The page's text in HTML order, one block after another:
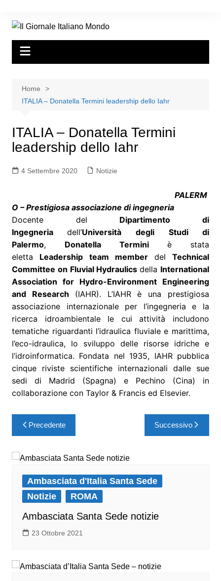
Home
ITALIA – Donatella Termini leadership dello Iahr
ITALIA – Donatella Termini
leadership dello Iahr
4 Settembre 2020 Notizie
PALERM
O – Prestigiosa associazione di ingegneria
Docente del Dipartimento di
Ingegneriadell’Università degli Studi di
Palermo, Donatella Terminiè stata
eletta Leadership team member delTechnical
Committee on Fluvial Hydraulicsdella International
Association for Hydro-Environment Engineering
and Research (IAHR). L’IAHR è una prestigiosa
associazione internazionale per l’ingegneria e la
ricerca idroambientale le cui attività includono
tematiche riguardanti l’idraulica fluviale e marittima,
l’eco-idraulica, lo sviluppo delle risorse idriche e
l’idroinformatica. Fondata nel 1935, IAHR pubblica
cinque riviste scientifiche internazionali dalle sue
sedi di Madrid (Spagna) e Pechino (Cina) in
collaborazione con Taylor & Francis ed Elsevier.
Precedente Successivo
Ambasciata d'Italia Santa Sede
Notizie
ROMA
Ambasciata Santa Sede notizie
23 Ottobre 2021